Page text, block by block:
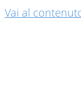
Vai al